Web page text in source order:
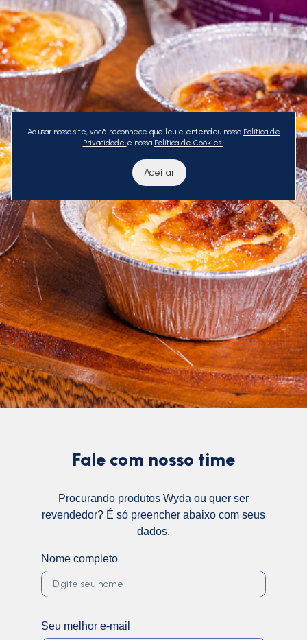
Fale com nosso time
Procurando produtos Wyda ou quer ser
revendedor? É só preencher abaixo com seus
dados.
Nome completo
Seu melhor e-mail
Ao usar nosso site, você reconhece que leu e entendeu nossa Política de
Privacidade e nossa Política de Cookies .
Aceitar